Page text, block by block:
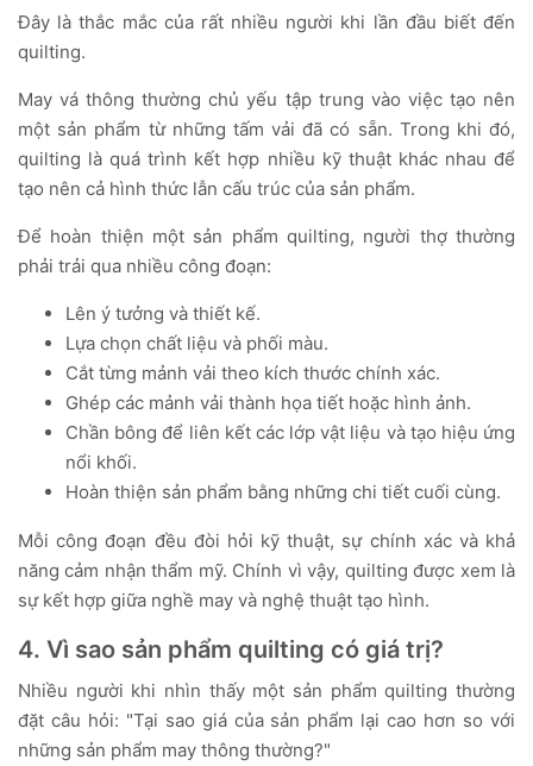
Đây là thắc mắc của rất nhiều người khi lần đầu biết đến
quilting.
May vá thông thường chủ yếu tập trung vào việc tạo nên
một sản phẩm từ những tấm vải đã có sẵn. Trong khi đó,
quilting là quá trình kết hợp nhiều kỹ thuật khác nhau để
tạo nên cả hình thức lẫn cấu trúc của sản phẩm.
Để hoàn thiện một sản phẩm quilting, người thợ thường
phải trải qua nhiều công đoạn:
Lên ý tưởng và thiết kế.
Lựa chọn chất liệu và phối màu.
Cắt từng mảnh vải theo kích thước chính xác.
Ghép các mảnh vải thành họa tiết hoặc hình ảnh.
Chần bông để liên kết các lớp vật liệu và tạo hiệu ứng
nổi khối.
Hoàn thiện sản phẩm bằng những chi tiết cuối cùng.
Mỗi công đoạn đều đòi hỏi kỹ thuật, sự chính xác và khả
năng cảm nhận thẩm mỹ. Chính vì vậy, quilting được xem là
sự kết hợp giữa nghề may và nghệ thuật tạo hình.
4. Vì sao sản phẩm quilting có giá trị?
Nhiều người khi nhìn thấy một sản phẩm quilting thường
đặt câu hỏi: "Tại sao giá của sản phẩm lại cao hơn so với
những sản phẩm may thông thường?"